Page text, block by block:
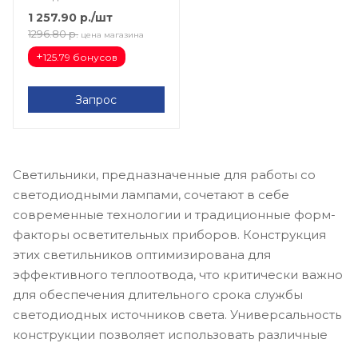
1 257.90 р./шт
1296.80 р. цена магазина
+125.79 бонусов
Запрос
Светильники, предназначенные для работы со
светодиодными лампами, сочетают в себе
современные технологии и традиционные форм-
факторы осветительных приборов. Конструкция
этих светильников оптимизирована для
эффективного теплоотвода, что критически важно
для обеспечения длительного срока службы
светодиодных источников света. Универсальность
конструкции позволяет использовать различные